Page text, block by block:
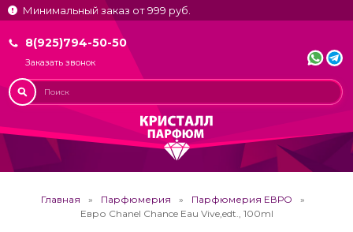
Минимальный заказ от 999 руб.
8(925)794-50-50
Заказать звонок
Главная Парфюмерия
Парфюмерия ЕВРО
Евро Chanel Chance Eau Vive,edt., 100ml